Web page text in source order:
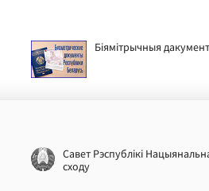
Біямітрычныя
Савет Рэспублікі
сходу